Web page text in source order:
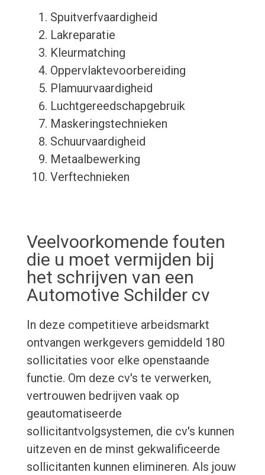
Spuitverfvaardigheid
Lakreparatie
Kleurmatching
Oppervlaktevoorbereiding
Plamuurvaardigheid
Luchtgereedschapgebruik
Maskeringstechnieken
Schuurvaardigheid
Metaalbewerking
Verftechnieken
Veelvoorkomende fouten
die u moet vermijden bij
het schrijven van een
Automotive Schilder cv
In deze competitieve arbeidsmarkt
ontvangen werkgevers gemiddeld 180
sollicitaties voor elke openstaande
functie. Om deze cv's te verwerken,
vertrouwen bedrijven vaak op
geautomatiseerde
sollicitantvolgsystemen, die cv's kunnen
uitzeven en de minst gekwalificeerde
sollicitanten kunnen elimineren. Als jouw